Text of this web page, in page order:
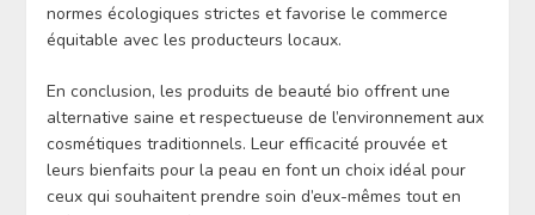
normes écologiques strictes et favorise le commerce
équitable avec les producteurs locaux.
En conclusion, les produits de beauté bio offrent une
alternative saine et respectueuse de l’environnement aux
cosmétiques traditionnels. Leur efficacité prouvée et
leurs bienfaits pour la peau en font un choix idéal pour
ceux qui souhaitent prendre soin d’eux-mêmes tout en